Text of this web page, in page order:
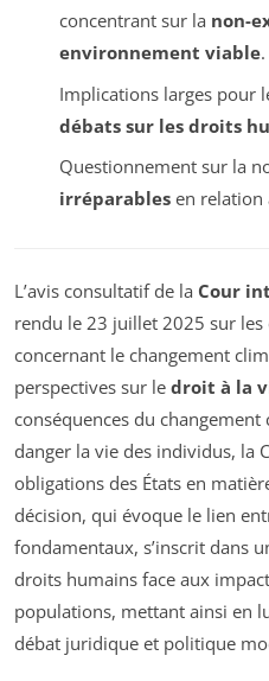
concentrant sur la non-
environnement viable.
Implications larges pour
débats sur les droits
Questionnement sur la
irréparablesen relation
L’avis consultatif de la Cour
rendu le 23 juillet 2025 sur les
concernant le changement
perspectives sur le droit à la
conséquences du
danger la vie des individus, la
obligations des États en
décision, qui évoque le lien
fondamentaux, s’inscrit dans
droits humains face aux
populations, mettant ainsi en
débat juridique et politique